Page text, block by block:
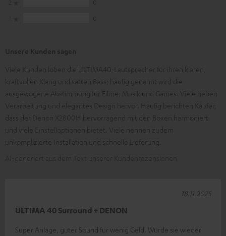
ULTIMA 40 Surround + DENON
Super Anlage, guter Sound für wenig Geld. Würde sie wieder
18.11.2025